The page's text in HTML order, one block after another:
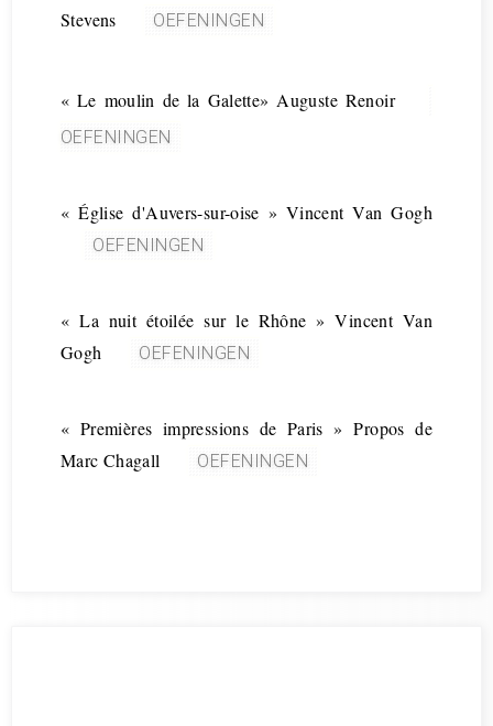
Stevens
OEFENINGEN
« Le moulin de la Galette» Auguste Renoir
OEFENINGEN
« Église d'Auvers-sur-oise » Vincent Van Gogh
OEFENINGEN
« La nuit étoilée sur le Rhône » Vincent Van
Gogh
OEFENINGEN
« Premières impressions de Paris » Propos de
Marc Chagall
OEFENINGEN